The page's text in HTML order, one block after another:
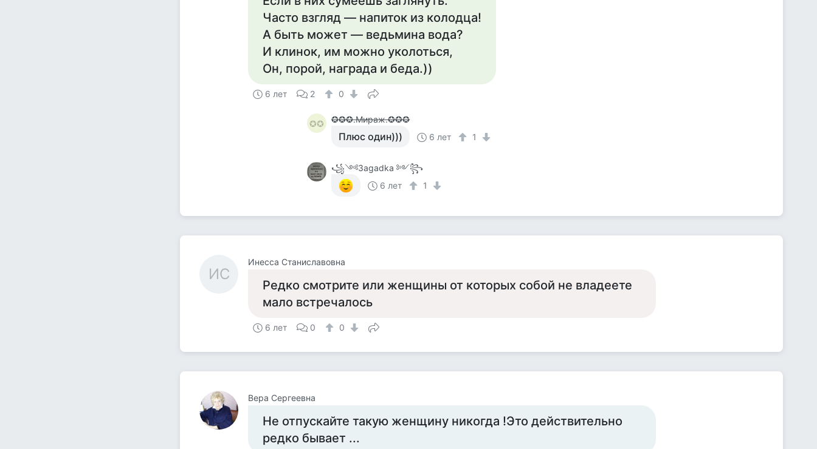
Часто взгляд — напиток из колодца!
А быть может — ведьмина вода?
И клинок, им можно уколоться,
Он, порой, награда и беда.))
6 лет 2 0
✪✪ ✪✪✪.Мираж.✪✪✪
Плюс один))) 6 лет 1
꧁༺Зagadka ༻꧂
6 лет
1
ИС
Инесса Станиславовна
Редко смотрите или женщины от которых собой не владеете
мало встречалось
6 лет 0 0
Вера Сергеевна
Не отпускайте такую женщину никогда !Это действительно
редко бывает ...